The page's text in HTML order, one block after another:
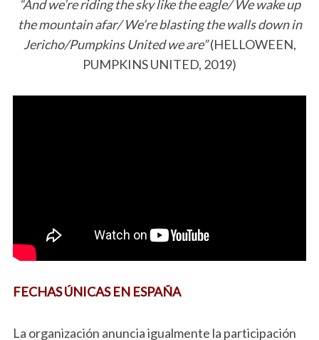
“And we’re riding the sky like the eagle/ We wake up
the mountain afar/ We’re blasting the walls down in
Jericho/Pumpkins United we are”(HELLOWEEN,
PUMPKINS UNITED, 2019)
FECHAS ÚNICAS EN ESPAÑA
La organización anuncia igualmente la participación